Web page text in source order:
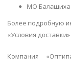
МО Балашиха
Более подробную
«Условия доставки»
Компания